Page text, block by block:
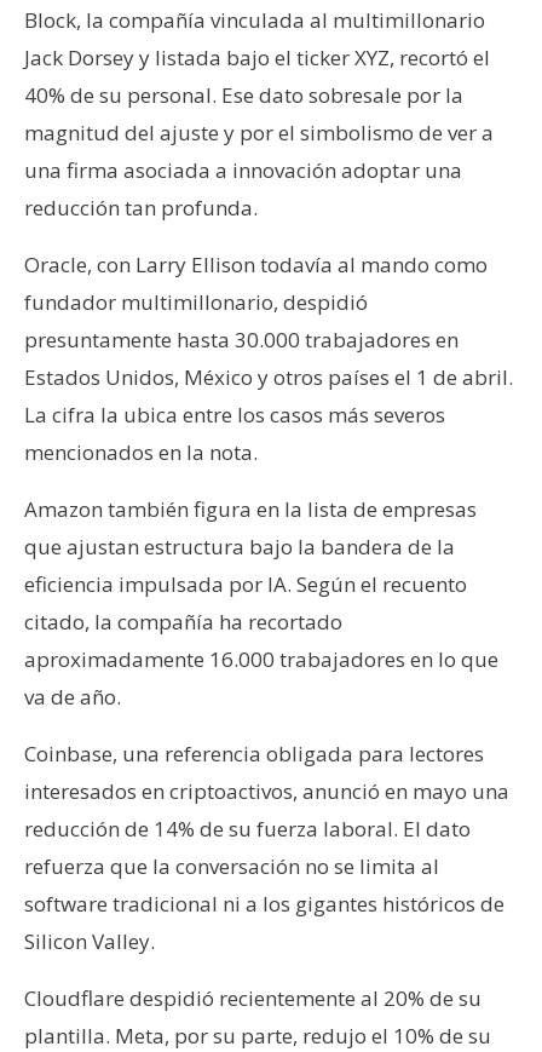
Block, la compañía vinculada al multimillonario
Jack Dorsey y listada bajo el ticker XYZ, recortó el
40% de su personal. Ese dato sobresale por la
magnitud del ajuste y por el simbolismo de ver a
una firma asociada a innovación adoptar una
reducción tan profunda.
Oracle, con Larry Ellison todavía al mando como
fundador multimillonario, despidió
presuntamente hasta 30.000 trabajadores en
Estados Unidos, México y otros países el 1 de abril.
La cifra la ubica entre los casos más severos
mencionados en la nota.
Amazon también figura en la lista de empresas
que ajustan estructura bajo la bandera de la
eficiencia impulsada por IA. Según el recuento
citado, la compañía ha recortado
aproximadamente 16.000 trabajadores en lo que
va de año.
Coinbase, una referencia obligada para lectores
interesados en criptoactivos, anunció en mayo una
reducción de 14% de su fuerza laboral. El dato
refuerza que la conversación no se limita al
software tradicional ni a los gigantes históricos de
Silicon Valley.
Cloudflare despidió recientemente al 20% de su
plantilla. Meta, por su parte, redujo el 10% de su